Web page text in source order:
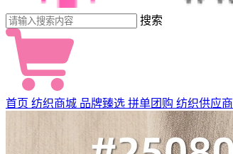
搜索
首页 纺织商城 品牌臻选 拼单团购 纺织供应商